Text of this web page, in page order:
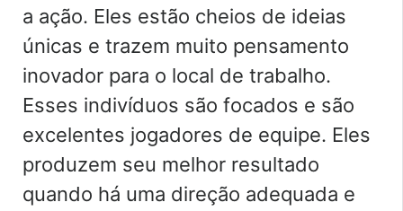
a ação. Eles estão cheios de ideias
únicas e trazem muito pensamento
inovador para o local de trabalho.
Esses indivíduos são focados e são
excelentes jogadores de equipe. Eles
produzem seu melhor resultado
quando há uma direção adequada e